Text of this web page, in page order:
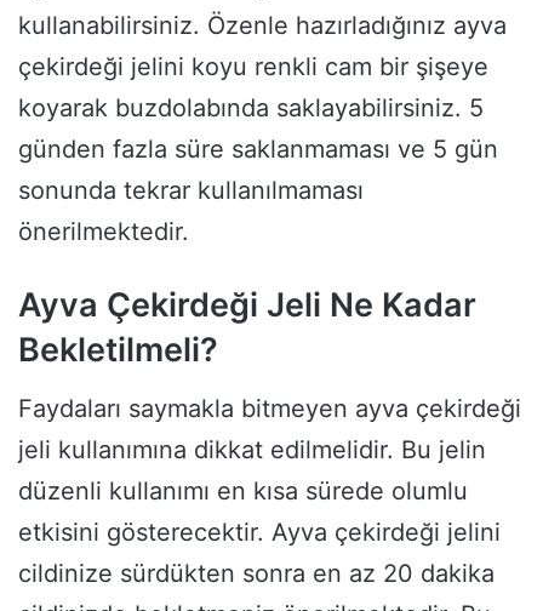
kullanabilirsiniz. Özenle hazırladığınız ayva
çekirdeği jelini koyu renkli cam bir şişeye
koyarak buzdolabında saklayabilirsiniz. 5
günden fazla süre saklanmaması ve 5 gün
sonunda tekrar kullanılmaması
önerilmektedir.
Ayva Çekirdeği Jeli Ne Kadar
Bekletilmeli?
Faydaları saymakla bitmeyen ayva çekirdeği
jeli kullanımına dikkat edilmelidir. Bu jelin
düzenli kullanımı en kısa sürede olumlu
etkisini gösterecektir. Ayva çekirdeği jelini
cildinize sürdükten sonra en az 20 dakika